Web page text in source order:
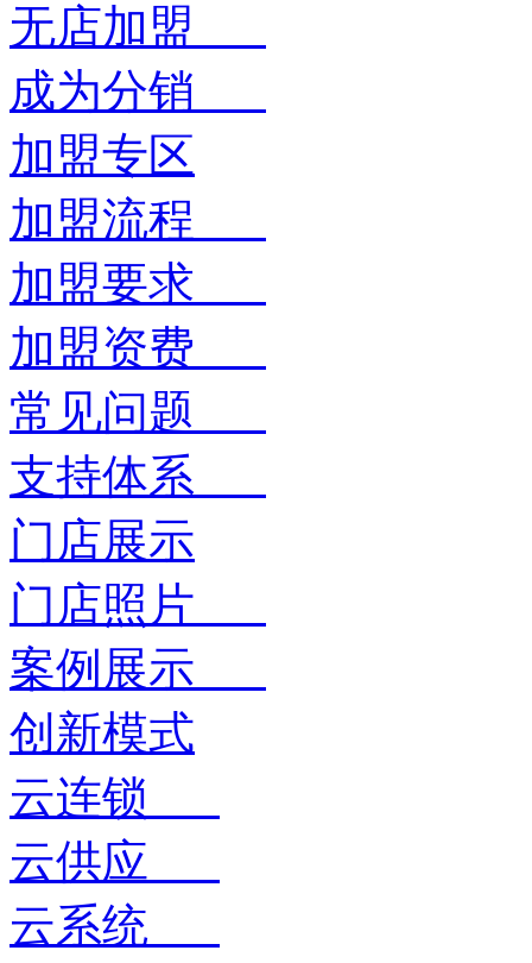
无店加盟
成为分销
加盟专区
加盟流程
加盟要求
加盟资费
常见问题
支持体系
门店展示
门店照片
案例展示
创新模式
云连锁
云供应
云系统